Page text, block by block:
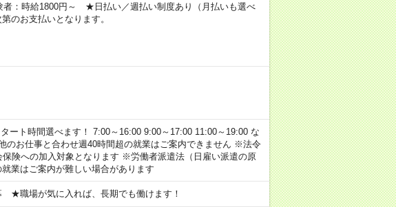
：時給1800円～ ★日払い／週払い制度あり（月払いも選べ
のお支払いとなります。
ト時間選べます！ 7:00～16:00 9:00～17:00 11:00～19:00 な
のお仕事と合わせ週40時間超の就業はご案内できません ※法令
険への加入対象となります ※労働者派遣法（日雇い派遣の原
業はご案内が難しい場合があります
職場が気に入れば、長期でも働けます！